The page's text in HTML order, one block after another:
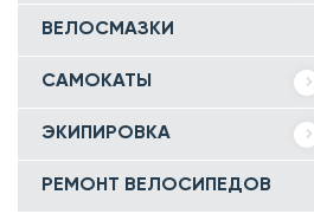
ВЕЛОСМАЗКИ
САМОКАТЫ
ЭКИПИРОВКА
РЕМОНТ ВЕЛОСИПЕДОВ